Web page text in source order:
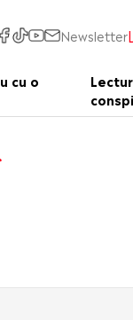
Newsletter
cu o